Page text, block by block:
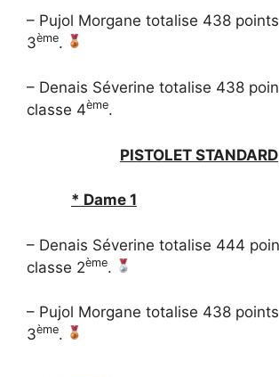
– Pujol Morgane totalise 438
3ème.
– Denais Séverine totalise 438
classe 4ème.
PISTOLET STANDARD
* Dame 1
– Denais Séverine totalise 444
classe 2ème.
– Pujol Morgane totalise 438
3ème.